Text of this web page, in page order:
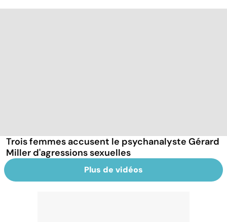
Trois femmes accusent le psychanalyste Gérard
Miller d'agressions sexuelles
Plus de vidéos